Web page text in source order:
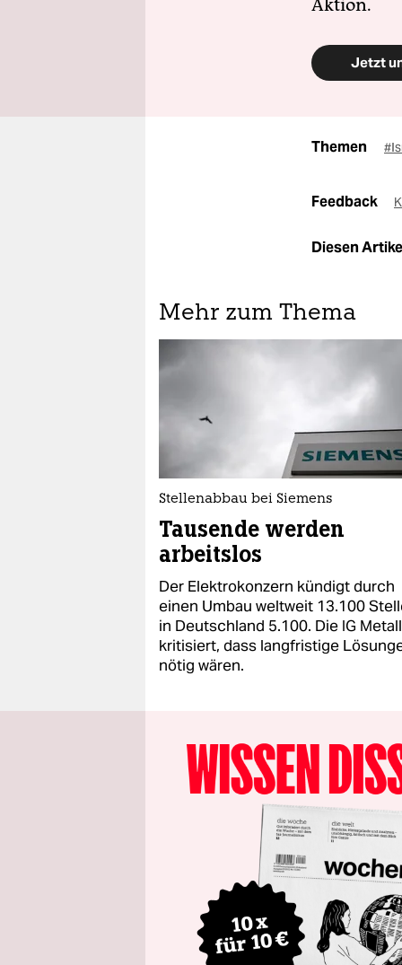
Aktion.
Jetzt
Themen
Feedback
Diesen
Mehr zum Thema
Stellenabbau bei Siemens
Tausende werden
arbeitslos
Der Elektrokonzern kündigt durch
einen Umbau weltweit 13.100
in Deutschland 5.100. Die IG Metall
kritisiert, dass langfristige
nötig wären.